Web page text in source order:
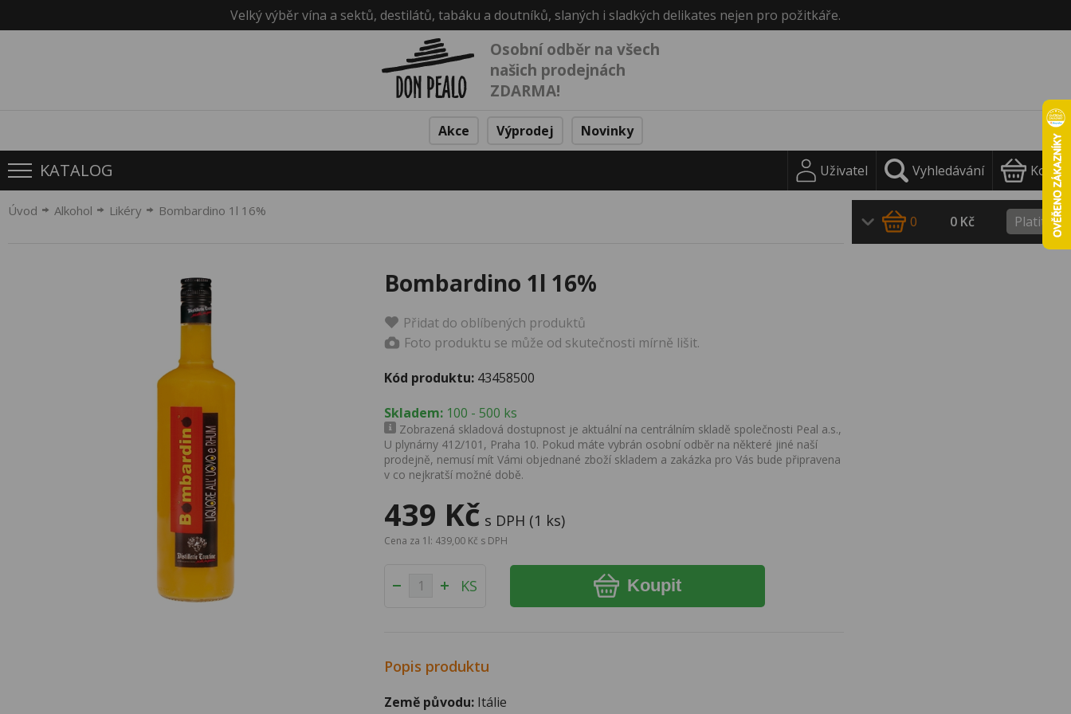
Velký výběr vína a sektů, destilátů, tabáku a doutníků, slaných i sladkých delikates nejen pro požitkáře.
Osobní odběr na všech
našich prodejnách
ZDARMA!
Akce Výprodej Novinky
KATALOG Uživatel Vyhledávání Košík
Úvod Alkohol Likéry Bombardino 1l 16%
Bombardino 1l 16%
Přidat do oblíbených produktů
Foto produktu se může od skutečnosti mírně lišit.
Kód produktu: 43458500
Skladem: 100 - 500 ks
Zobrazená skladová dostupnost je aktuální na centrálním skladě společnosti Peal a.s.,
U plynárny 412/101, Praha 10. Pokud máte vybrán osobní odběr na některé jiné naší
prodejně, nemusí mít Vámi objednané zboží skladem a zakázka pro Vás bude připravena
v co nejkratší možné době.
439 Kč s DPH (1 ks)
Cena za 1l: 439,00 Kč s DPH
KS Koupit
Popis produktu
Země původu: Itálie
0 0 Kč Platit